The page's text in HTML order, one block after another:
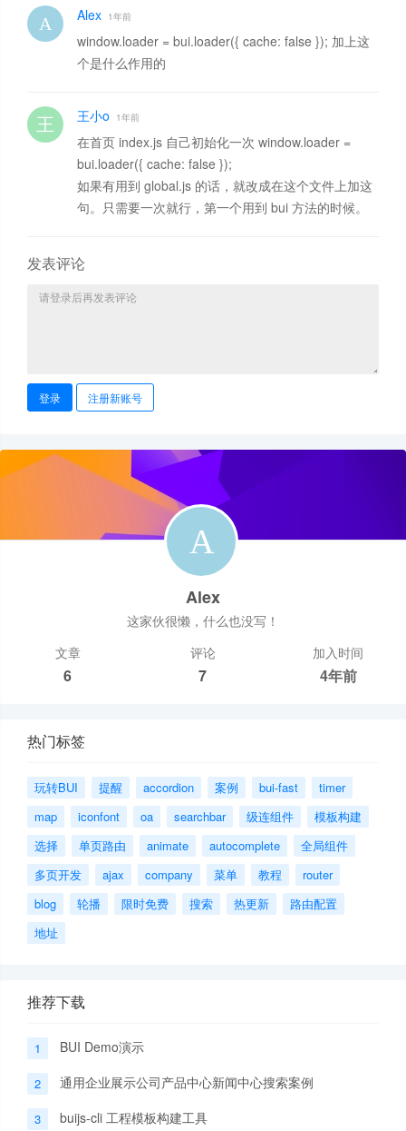
Alex 1年前
window.loader = bui.loader({ cache: false }); 加上这
个是什么作用的
王小o 1年前
在首页 index.js 自己初始化一次 window.loader =
bui.loader({ cache: false });
如果有用到 global.js 的话，就改成在这个文件上加这
句。只需要一次就行，第一个用到 bui 方法的时候。
发表评论
登录 注册新账号
Alex
这家伙很懒，什么也没写！
文章
6
评论
7
加入时间
4年前
热门标签
玩转BUI 提醒 accordion 案例 bui-fast
timer
map
iconfont oa searchbar 级连组件
模板构建
选择
单页路由 animate autocomplete
全局组件
多页开发
ajax company 菜单 教程
router
blog
轮播 限时免费 搜索 热更新
路由配置
地址
推荐下载
1 BUI Demo演示
2 通用企业展示公司产品中心新闻中心搜索案例
3 buijs-cli 工程模板构建工具